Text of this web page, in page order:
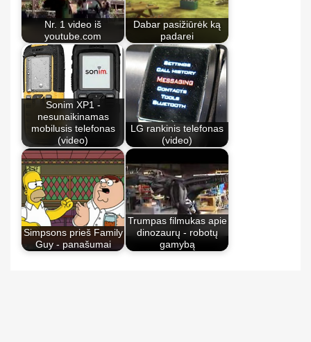
Nr. 1 video iš
youtube.com
Dabar pasižiūrėk ką
padarei
Sonim XP1 -
nesunaikinamas
mobilusis telefonas
(video)
LG rankinis telefonas
(video)
Simpsons prieš Family
Guy - panašumai
Trumpas filmukas apie
dinozaurų - robotų
gamybą